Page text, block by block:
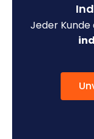
Jeder Kunde